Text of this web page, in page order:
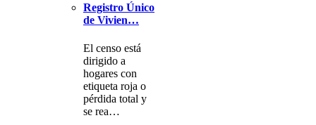
Registro Único
de Vivien…
El censo está
dirigido a
hogares con
etiqueta roja o
pérdida total y
se rea…